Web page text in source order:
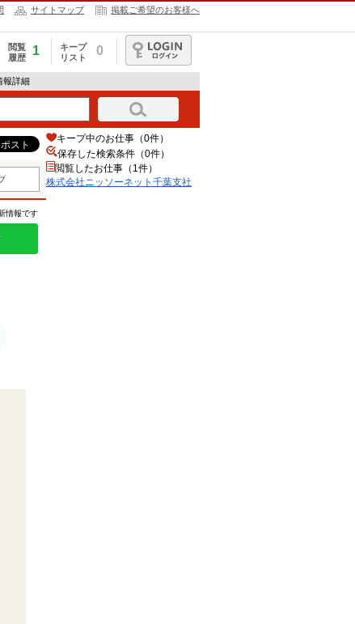
サイトマップ 掲載ご希望のお客様へ
閲覧
履歴
1
キープ
リスト
0
ログイン
報詳細
情報です
キープ中のお仕事（0件）
保存した検索条件（0件）
閲覧したお仕事（1件）
株式会社ニッソーネット千葉支社